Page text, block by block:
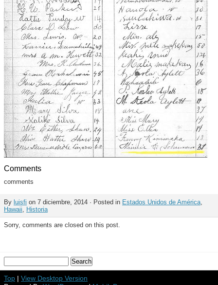
Comments
comments
By luisfi on 7 diciembre, 2014 · Posted in Estados Unidos de América,
Hawaii, Historia
Sorry, comments are closed on this post.
Top | View Desktop Version